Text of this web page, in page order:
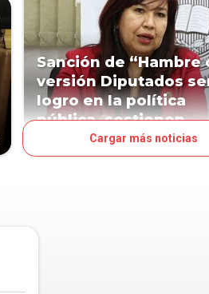
Sanción de “Hambre
versión Diputados
logro en la política
pública, sostienen
Cargar más noticias